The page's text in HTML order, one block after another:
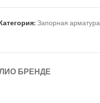
Запорная арматура
О БРЕНДЕ